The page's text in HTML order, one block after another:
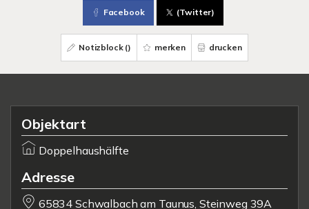
Facebook (Twitter)
Notizblock () merken drucken
Objektart
Doppelhaushälfte
Adresse
65834 Schwalbach am Taunus, Steinweg 39A